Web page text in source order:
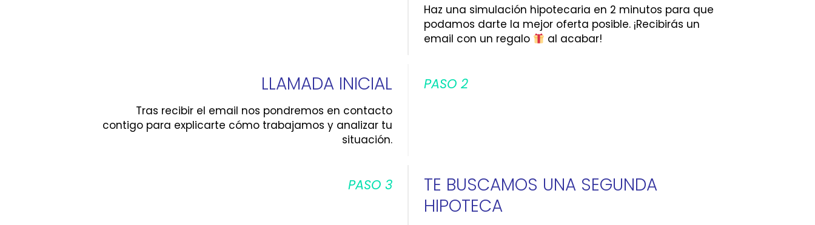
Haz una simulación hipotecaria en 2 minutos para que
podamos darte la mejor oferta posible. ¡Recibirás un
email con un regalo
al acabar!
PASO 2
LLAMADA INICIAL
Tras recibir el email nos pondremos en contacto
contigo para explicarte cómo trabajamos y analizar tu
situación.
PASO 3
TE BUSCAMOS UNA SEGUNDA
HIPOTECA